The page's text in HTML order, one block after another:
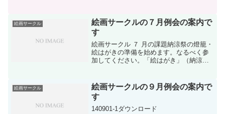
懇親会人物デッサン （モデル...
絵画サークル
絵画サークルの７月例会の案内で
す
絵画サークル ７ 月の課題納涼祭の燈籠・
絵はがきの準備を始めます。なるべく参
加してください。「絵はがき」（納涼祭
０～２０：００頃まで 販売用「絵はが
き」の...
絵画サークル
絵画サークルの９月例会の案内で
す
140901-1ダウンロード